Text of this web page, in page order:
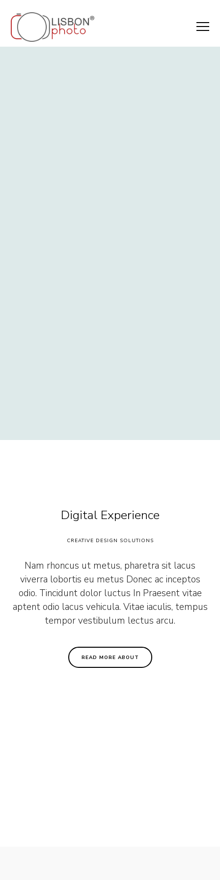
Digital Experience
CREATIVE DESIGN SOLUTIONS
Nam rhoncus ut metus, pharetra sit lacus
viverra lobortis eu metus Donec ac inceptos
odio. Tincidunt dolor luctus In Praesent vitae
aptent odio lacus vehicula. Vitae iaculis, tempus
tempor vestibulum lectus arcu.
READ MORE ABOUT